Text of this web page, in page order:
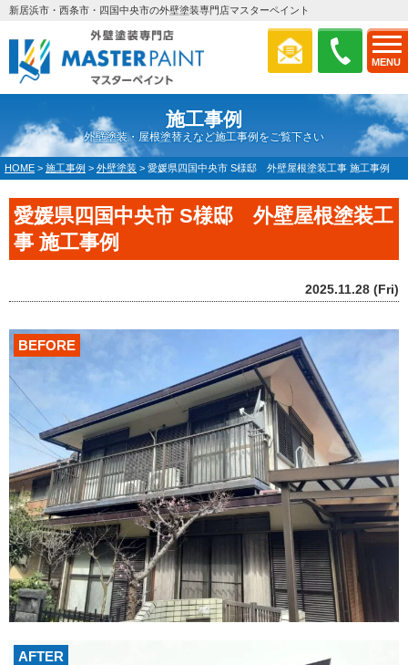
MENU
新居浜市・西条市・四国中央市の外壁塗装専門店マスターペイント
施工事例
外壁塗装・屋根塗替えなど施工事例をご覧下さい
HOME > 施工事例 > 外壁塗装 > 愛媛県四国中央市 S様邸 外壁屋根塗装工事 施工事例
愛媛県四国中央市 S様邸 外壁屋根塗装工
事 施工事例
2025.11.28 (Fri)
AFTER
BEFORE